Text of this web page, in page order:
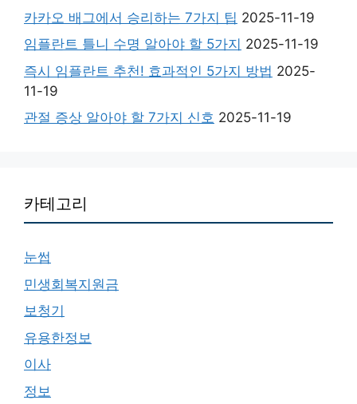
카카오 배그에서 승리하는 7가지 팁 2025-11-19
임플란트 틀니 수명 알아야 할 5가지 2025-11-19
즉시 임플란트 추천! 효과적인 5가지 방법 2025-
11-19
관절 증상 알아야 할 7가지 신호 2025-11-19
카테고리
눈썹
민생회복지원금
보청기
유용한정보
이사
정보